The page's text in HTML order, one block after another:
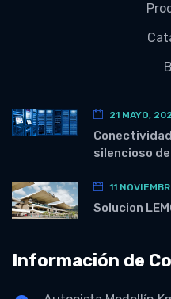
21 MAYO,
silencioso
11
Solucion
Información de